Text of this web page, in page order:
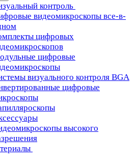
контроль
видеомикроскопы все-в-
цифровых
цифровые
визуального контроля BGA
цифровые
высокого